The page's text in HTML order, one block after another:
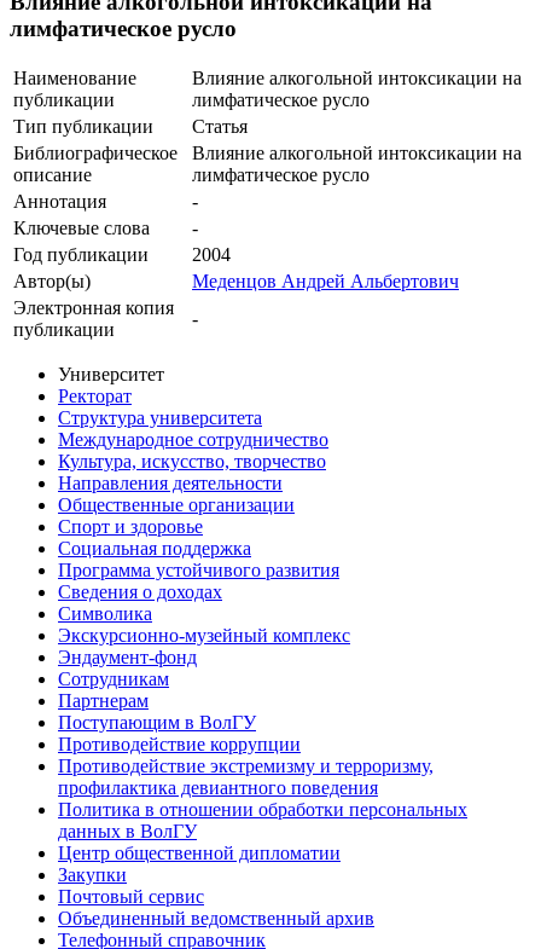
лимфатическое русло
Наименование
публикации
Влияние алкогольной интоксикации на
лимфатическое русло
Тип публикации
Статья
Библиографическое
описание
Влияние алкогольной интоксикации на
лимфатическое русло
Аннотация
-
Ключевые cлова
-
Год публикации
2004
Автор(ы)
Меденцов Андрей Альбертович
Электронная копия
публикации
-
Университет
Ректорат
Структура университета
Международное сотрудничество
Культура, искусство, творчество
Направления деятельности
Общественные организации
Спорт и здоровье
Социальная поддержка
Программа устойчивого развития
Сведения о доходах
Символика
Экскурсионно-музейный комплекс
Эндаумент-фонд
Сотрудникам
Партнерам
Поступающим в ВолГУ
Противодействие коррупции
Противодействие экстремизму и терроризму,
профилактика девиантного поведения
Политика в отношении обработки персональных
данных в ВолГУ
Центр общественной дипломатии
Закупки
Почтовый сервис
Объединенный ведомственный архив
Телефонный справочник